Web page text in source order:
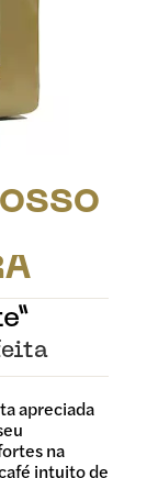
apreciada
na
intuito de